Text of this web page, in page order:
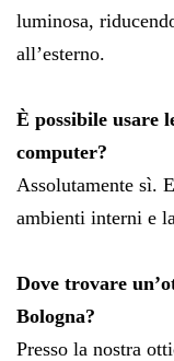
luminosa,
all’esterno.
È possibile usare
computer?
Assolutamente sì.
ambienti interni e
Dove trovare
Bologna?
Presso la nostra